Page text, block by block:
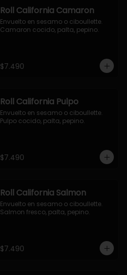
Roll California Camaron
Envuelto en sesamo o ciboullette.
Camaron cocido, palta, pepino.
$7.490
Roll California Pulpo
Envuelto en sesamo o ciboullette.
Pulpo cocido, palta, pepino.
$7.490
Roll California Salmon
Envuelto en sesamo o ciboullette.
Salmon fresco, palta, pepino.
$7.490